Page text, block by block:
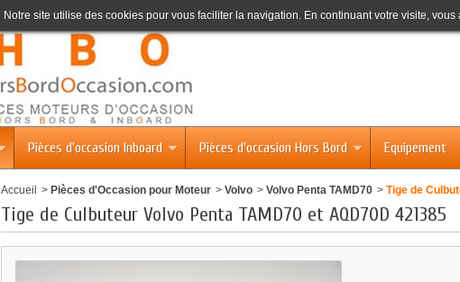
Pièces d'occasion Inboard Pièces d'occasion Hors Bord Equipement
Notre site utilise des cookies pour vous faciliter la navigation. En continuant votre visite,
Accueil > Pièces d'Occasion pour Moteur > Volvo > Volvo Penta TAMD70 > Tige de
Tige de Culbuteur Volvo Penta TAMD70 et AQD70D 421385